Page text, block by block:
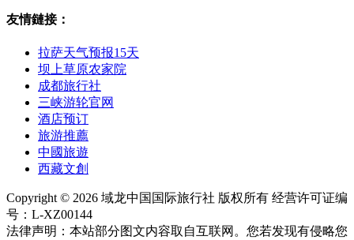
友情鏈接：
拉萨天气预报15天
坝上草原农家院
成都旅行社
三峡游轮官网
酒店预订
旅游推薦
中國旅遊
西藏文創
Copyright © 2026 域龙中国国际旅行社 版权所有 经营许可证编
号：L-XZ00144
法律声明：本站部分图文内容取自互联网。您若发现有侵略您